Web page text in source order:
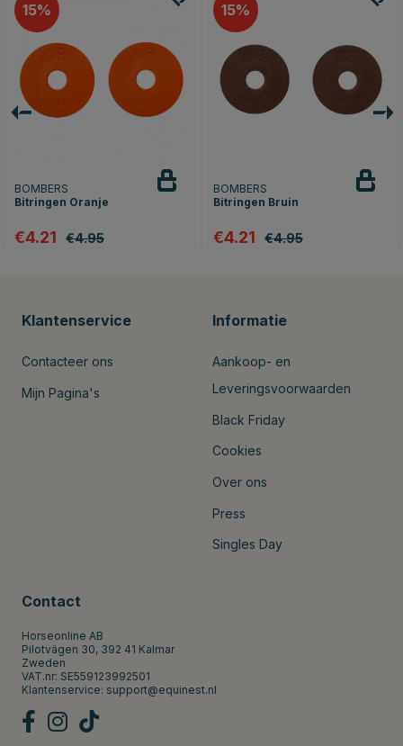
15
BOMBERS
Bitringen Oranje
€4.21 €4.95
15
BOMBERS
Bitringen Bruin
€4.21 €4.95
Klantenservice
Contacteer ons
Mijn Pagina's
Informatie
Aankoop- en
Leveringsvoorwaarden
Black Friday
Cookies
Over ons
Press
Singles Day
Contact
Horseonline AB
Pilotvägen 30, 392 41 Kalmar
Zweden
VAT.nr: SE559123992501
Klantenservice: support@equinest.nl